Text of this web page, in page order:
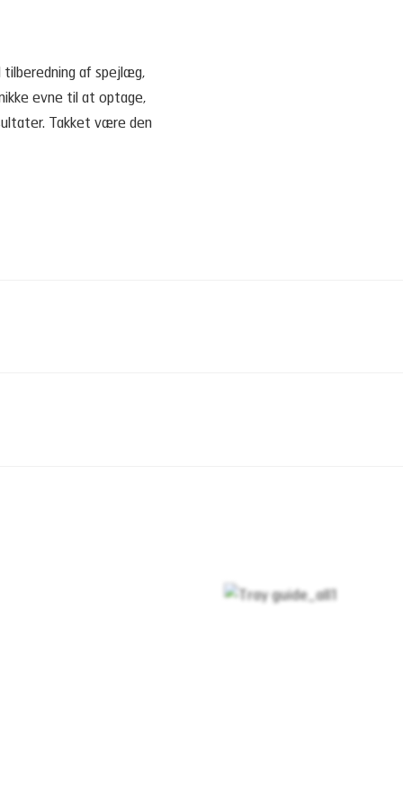
af spejlæg,
evne til at optage,
Takket være den